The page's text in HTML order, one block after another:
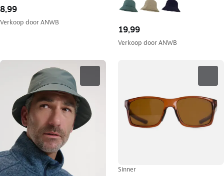
8,99
Verkoop doorANWB
19,99
Verkoop doorANWB
Sinner